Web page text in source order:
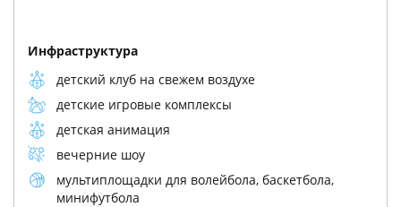
Инфраструктура
детский клуб на свежем воздухе
детские игровые комплексы
детская анимация
вечерние шоу
мультиплощадки для волейбола, баскетбола,
минифутбола